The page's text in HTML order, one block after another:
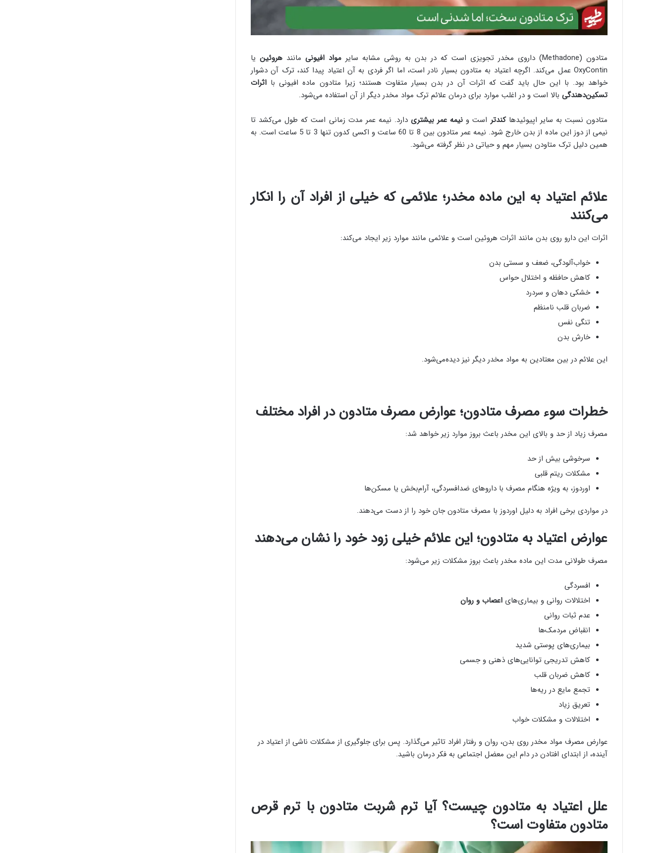
متادون (Methadone) داروی مخدر تجویزی است که در بدن به روشی مشابه سایر مواد افیونی مانند هروئین یا
OxyContin عمل می‌کند. اگرچه اعتیاد به متادون بسیار نادر است، اما اگر فردی به آن اعتیاد پیدا کند، ترک آن دشوار
خواهد بود. با این حال باید گفت که اثرات آن در بدن بسیار متفاوت هستند؛ زیرا متادون ماده افیونی با اثرات
تسکین‌دهندگی بالا است و در اغلب موارد برای درمان علائم ترک مواد مخدر دیگر از آن استفاده می‌شود.
متادون نسبت به سایر اپیوئیدهاکندتر است و نیمه عمر بیشتری دارد. نیمه عمر مدت زمانی است که طول می‌کشد تا
نیمی از دوز این ماده از بدن خارج شود. نیمه عمر متادون بین 8 تا 60 ساعت و اکسی کدون تنها 3 تا 5 ساعت است. به
همین دلیل ترک متاودن بسیار مهم و حیاتی در نظر گرفته می‌شود.
علائم اعتیاد به این ماده مخدر؛ علائمی که خیلی از افراد آن را انکار
می‌کنند
اثرات این دارو روی بدن مانند اثرات هروئین است و علائمی مانند موارد زیر ایجاد می‌کند:
خواب‌آلودگی، ضعف و سستی بدن
کاهش حافظه و اختلال حواس
خشکی دهان و سردرد
ضربان قلب نامنظم
تنگی نفس
خارش بدن
این علائم در بین معتادین به مواد مخدر دیگر نیز دیده‌می‌شود.
خطرات سوء مصرف متادون؛ عوارض مصرف متادون در افراد مختلف
مصرف زیاد از حد و بالای این مخدر باعث بروز موارد زیر خواهد شد:
سرخوشی بیش از حد
مشکلات ریتم قلبی
اوردوز، به ویژه هنگام مصرف با داروهای ضدافسردگی، آرام‌بخش یا مسکن‌ها
در مواردی برخی افراد به دلیل اوردوز با مصرف متادون جان خود را از دست می‌دهند.
عوارض اعتیاد به متادون؛ این علائم خیلی زود خود را نشان می‌دهند
مصرف طولانی مدت این ماده مخدر باعث بروز مشکلات زیر می‌شود:
افسردگی
اختلالات روانی و بیماری‌های اعصاب و روان
عدم ثبات روانی
انقباض مردمک‌ها
بیماری‌های پوستی شدید
کاهش تدریجی توانایی‌های ذهنی و جسمی
کاهش ضربان قلب
تجمع مایع در ریه‌ها
تعریق زیاد
اختلالات و مشکلات خواب
عوارض مصرف مواد مخدر روی بدن، روان و رفتار افراد تاثیر می‌گذارد. پس برای جلوگیری از مشکلات ناشی از اعتیاد در
آینده، از ابتدای افتادن در دام این معضل اجتماعی به فکر درمان باشید.
علل اعتیاد به متادون چیست؟ آیا ترم شربت متادون با ترم قرص
متادون متفاوت است؟